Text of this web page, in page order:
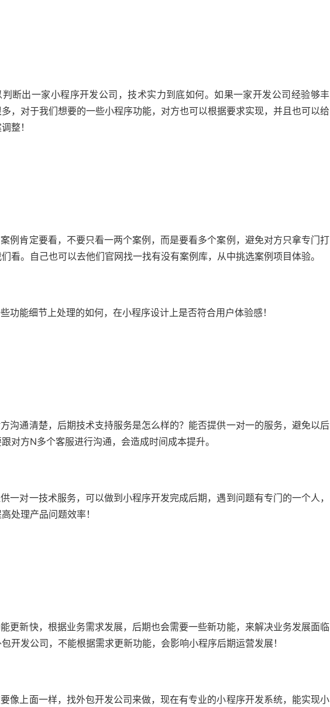
断出一家小程序开发公司，技术实力到底如何。如果一家开发公司经验够丰
，对于我们想要的一些小程序功能，对方也可以根据要求实现，并且也可以给
整！
例肯定要看，不要只看一两个案例，而是要看多个案例，避免对方只拿专门打
看。自己也可以去他们官网找一找有没有案例库，从中挑选案例项目体验。
功能细节上处理的如何，在小程序设计上是否符合用户体验感！
沟通清楚，后期技术支持服务是怎么样的？能否提供一对一的服务，避免以后
对方N多个客服进行沟通，会造成时间成本提升。
一对一技术服务，可以做到小程序开发完成后期，遇到问题有专门的一个人，
处理产品问题效率！
更新快，根据业务需求发展，后期也会需要一些新功能，来解决业务发展面临
开发公司，不能根据需求更新功能，会影响小程序后期运营发展！
像上面一样，找外包开发公司来做，现在有专业的小程序开发系统，能实现小